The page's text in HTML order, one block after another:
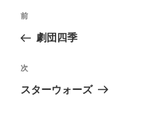
投
ナ
ビ
ゲ
前
の
稿
前
劇団四季
次
の
次
スターウォーズ